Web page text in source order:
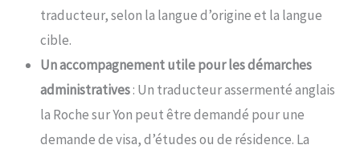
traducteur, selon la langue d’origine et la langue
cible.
Un accompagnement utile pour les démarches
administratives: Un traducteur assermenté anglais
la Roche sur Yon peut être demandé pour une
demande de visa, d’études ou de résidence. La